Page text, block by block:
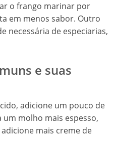
o frango marinar por
em menos sabor. Outro
necessária de especiarias,
e suas
adicione um pouco de
molho mais espesso,
mais creme de